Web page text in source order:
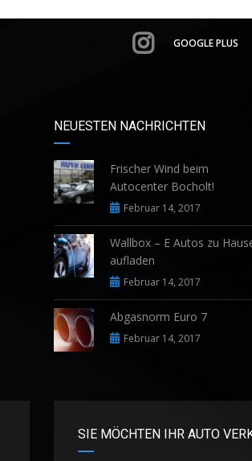
GOOGLE PLUS
NEUESTEN NACHRICHTEN
Frischer Wind beim
Autocenter Bocholt!
Februar 14, 2017
Wallbox – E Autos zu
aufladen
Februar 14, 2017
Abgasnorm Euro 7
Februar 14, 2017
SIE MÖCHTEN IHR AUTO